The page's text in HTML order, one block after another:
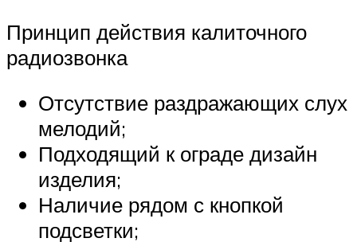
Принцип действия калиточного
радиозвонка
Отсутствие раздражающих слух
мелодий;
Подходящий к ограде дизайн
изделия;
Наличие рядом с кнопкой
подсветки;